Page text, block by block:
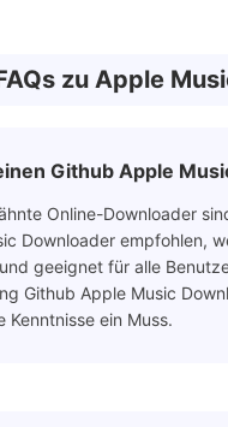
zu Apple
Github Apple
Online-Downloader
Downloader empfohlen,
geeignet für alle
Github Apple Music
Kenntnisse ein Muss.